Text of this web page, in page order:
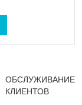
ОБСЛУЖИВАНИЕ
КЛИЕНТОВ